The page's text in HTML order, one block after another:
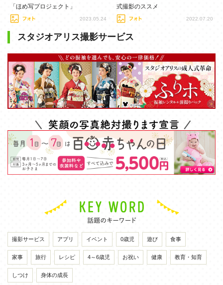
「ほめ写プロジェクト」
2023.05.24
式撮影のススメ
2022.07.20
スタジオアリス撮影サービス
撮影サービス アプリ イベント 0歳児 遊び 食事
家事 旅行 レシピ 4～6歳児 お祝い 健康 教育・知育
しつけ 身体の成長